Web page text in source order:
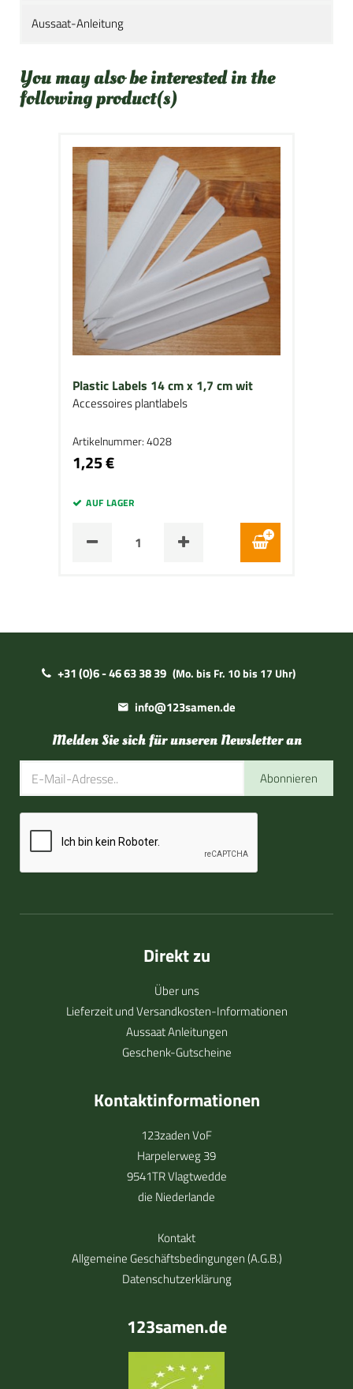
Aussaat-Anleitung
You may also be interested in the
following product(s)
Plastic Labels 14 cm x 1,7 cm wit
Accessoires plantlabels
Artikelnummer: 4028
1,25 €
AUF LAGER
+31 (0)6 - 46 63 38 39 (Mo. bis Fr. 10 bis 17 Uhr)
info@123samen.de
Melden Sie sich für unseren Newsletter an
Abonnieren
Direkt zu
Über uns
Lieferzeit und Versandkosten-Informationen
Aussaat Anleitungen
Geschenk-Gutscheine
Kontaktinformationen
123zaden VoF
Harpelerweg 39
9541TR Vlagtwedde
die Niederlande
Kontakt
Allgemeine Geschäftsbedingungen (A.G.B.)
Datenschutzerklärung
123samen.de